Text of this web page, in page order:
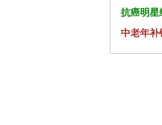
抗癌明星
中老年补